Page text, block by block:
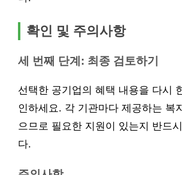
확인 및 주의사항
세 번째 단계: 최종 검토하기
선택한 공기업의 혜택 내용을 다시
인하세요. 각 기관마다 제공하는 복
으므로 필요한 지원이 있는지 반드
다.